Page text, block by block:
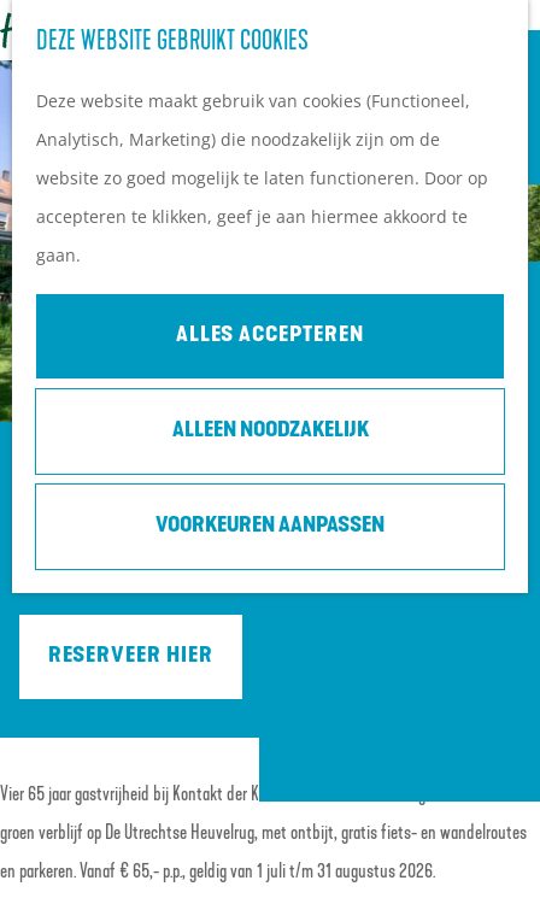
DEZE WEBSITE GEBRUIKT COOKIES
Deze website maakt gebruik van cookies (Functioneel,
Analytisch, Marketing) die noodzakelijk zijn om de
website zo goed mogelijk te laten functioneren. Door op
accepteren te klikken, geef je aan hiermee akkoord te
gaan.
ALLES ACCEPTEREN
ALLEEN NOODZAKELIJK
VOORKEUREN AANPASSEN
G
o
e
g
Z
e
k
e
n
e
n
u
Vakantieparken
Hotels
B&B's
bezoekers
Arrangementen en acties
Blogs over de Heuvelrug
Praktische informatie
Hoe kom ik op de
VVV informatiepunten
JUBILEUMARRANGEMENT | KONTAKT
DER KONTINENTEN
vanaf € 65,00
RESERVEER HIER
Vier 65 jaar gastvrijheid bij Kontakt der Kontinenten in Soesterberg. Geniet van een
groen verblijf op De Utrechtse Heuvelrug, met ontbijt, gratis fiets- en wandelroutes
en parkeren. Vanaf € 65,- p.p., geldig van 1 juli t/m 31 augustus 2026.